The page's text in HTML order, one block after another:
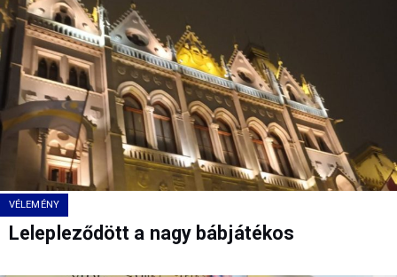
VÉLEMÉNY
Lelepleződött a nagy bábjátékos